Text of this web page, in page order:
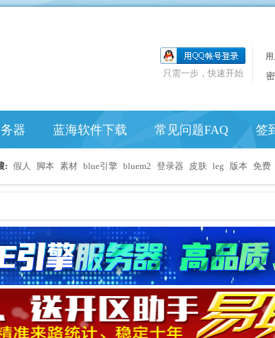
只需一步，快速开始
器 蓝海软件下载 常见问题FAQ 签
: 假人 脚本 素材 blue引擎 bluem2 登录器 皮肤 leg 版本 免费